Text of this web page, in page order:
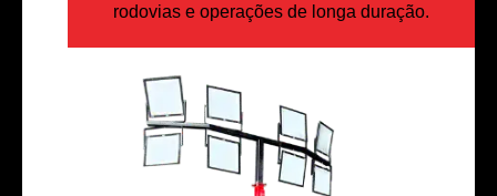
rodovias e operações de longa duração.